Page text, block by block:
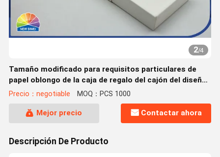
2/4
Tamaño modificado para requisitos particulares de
papel oblongo de la caja de regalo del cajón del diseño
de lujo
Precio：negotiable MOQ：PCS 1000
Mejor precio Contactar ahora
Descripción De Producto